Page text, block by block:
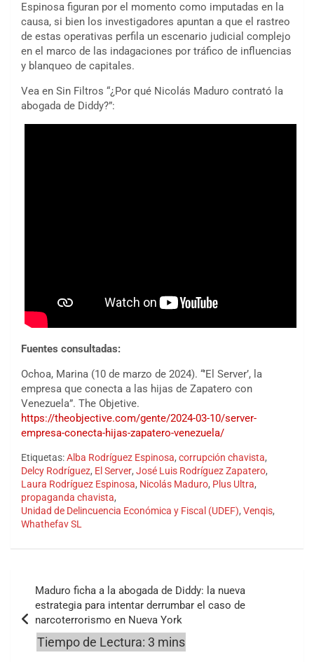
Espinosa figuran por el momento como imputadas en la
causa, si bien los investigadores apuntan a que el rastreo
de estas operativas perfila un escenario judicial complejo
en el marco de las indagaciones por tráfico de influencias
y blanqueo de capitales.
Vea en Sin Filtros “¿Por qué Nicolás Maduro contrató la
abogada de Diddy?”:
Fuentes consultadas:
Ochoa, Marina (10 de marzo de 2024). “’El Server’, la
empresa que conecta a las hijas de Zapatero con
Venezuela”. The Objetive.
https://theobjective.com/gente/2024-03-10/server-
empresa-conecta-hijas-zapatero-venezuela/
Etiquetas:Alba Rodríguez Espinosa, corrupción chavista,
Delcy Rodríguez, El Server, José Luis Rodríguez Zapatero,
Laura Rodríguez Espinosa, Nicolás Maduro, Plus Ultra,
propaganda chavista,
Unidad de Delincuencia Económica y Fiscal (UDEF), Venqis,
Whathefav SL
entradas
Maduro ficha a la abogada de Diddy: la nueva
estrategia para intentar derrumbar el caso de
narcoterrorismo en Nueva York